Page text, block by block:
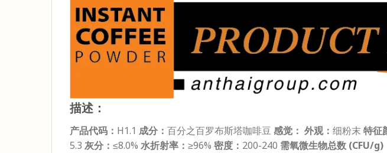
描述：
产品代码： H1.1 成分： 百分之百罗布斯塔咖啡豆 感觉： 外观： 细粉末 特征
5.3 灰分： ≤8.0% 水折射率： ≥96% 密度： 200-240 需氧微生物总数 (CFU/g)